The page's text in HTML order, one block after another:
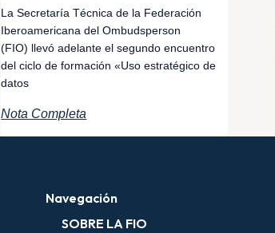
La Secretaría Técnica de la Federación
Iberoamericana del Ombudsperson
(FIO) llevó adelante el segundo encuentro
del ciclo de formación «Uso estratégico de
datos
Nota Completa
Navegación
SOBRE LA FIO